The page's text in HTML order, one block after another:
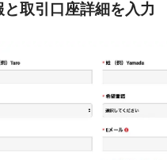
と取引口座詳細を入力